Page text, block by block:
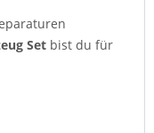
Set bist du für